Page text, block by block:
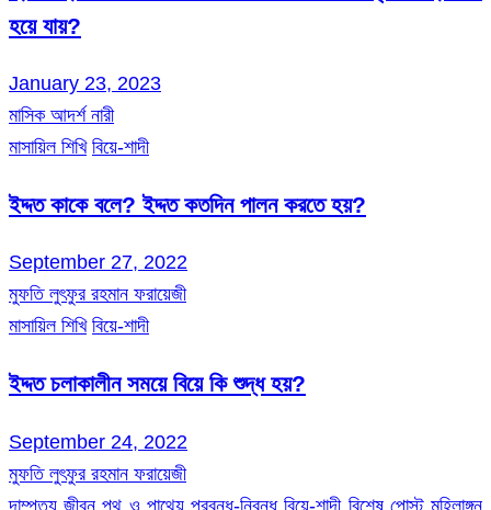
হয়ে যায়?
January 23, 2023
মাসিক আদর্শ নারী
মাসায়িল শিখি বিয়ে-শাদী
ইদ্দত কাকে বলে? ইদ্দত কতদিন পালন করতে হয়?
September 27, 2022
মুফতি লুৎফুর রহমান ফরায়েজী
মাসায়িল শিখি বিয়ে-শাদী
ইদ্দত চলাকালীন সময়ে বিয়ে কি শুদ্ধ হয়?
September 24, 2022
মুফতি লুৎফুর রহমান ফরায়েজী
দাম্পত্য জীবন পথ ও পাথেয় প্রবন্ধ-নিবন্ধ বিয়ে-শাদী বিশেষ পোস্ট মহিলাঙ্গন